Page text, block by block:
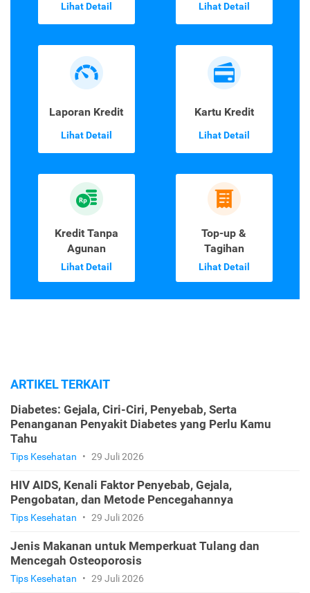
Lihat Detail Lihat Detail
Laporan Kredit
Lihat Detail
Kartu Kredit
Lihat Detail
Kredit Tanpa
Agunan
Lihat Detail
Top-up &
Tagihan
Lihat Detail
ARTIKEL TERKAIT
Diabetes: Gejala, Ciri-Ciri, Penyebab, Serta
Penanganan Penyakit Diabetes yang Perlu Kamu
Tahu
Tips Kesehatan • 29 Juli 2026
HIV AIDS, Kenali Faktor Penyebab, Gejala,
Pengobatan, dan Metode Pencegahannya
Tips Kesehatan • 29 Juli 2026
Jenis Makanan untuk Memperkuat Tulang dan
Mencegah Osteoporosis
Tips Kesehatan • 29 Juli 2026